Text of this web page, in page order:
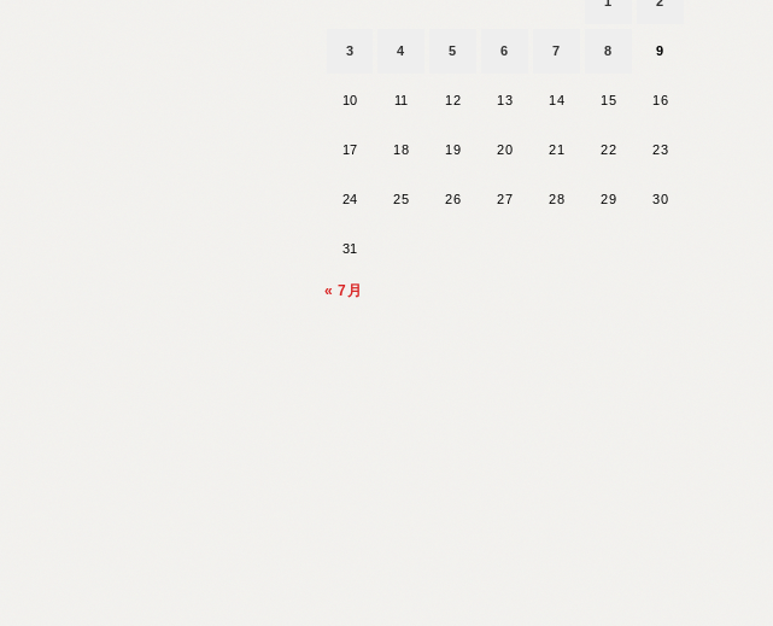
3 4 5 6 7 8 9
10 11 12 13 14 15 16
17 18 19 20 21 22 23
24 25 26 27 28 29 30
31
« 7月